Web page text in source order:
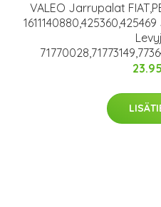
VALEO Jarrupalat